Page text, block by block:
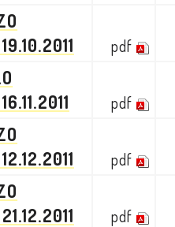
pdf
pdf
pdf
pdf